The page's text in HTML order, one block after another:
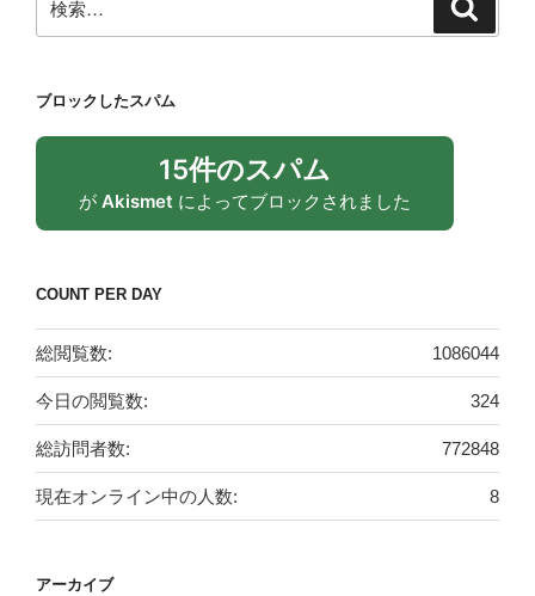
索:
ブロックしたスパム
15件のスパム
が Akismet によってブロックされました
COUNT PER DAY
1086044
総閲覧数:
324
今日の閲覧数:
772848
総訪問者数:
8
現在オンライン中の人数:
アーカイブ